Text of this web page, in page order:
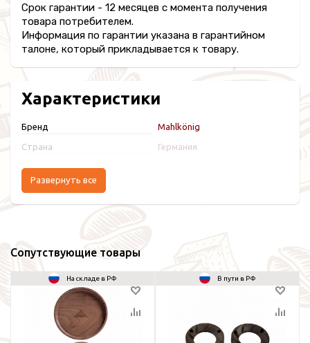
Срок гарантии - 12 месяцев с момента получения
товара потребителем.
Информация по гарантии указана в гарантийном
талоне, который прикладывается к товару.
Характеристики
Бренд Mahlkönig
Страна Германия
Развернуть все
Сопутствующие товары
На складе в РФ В пути в РФ